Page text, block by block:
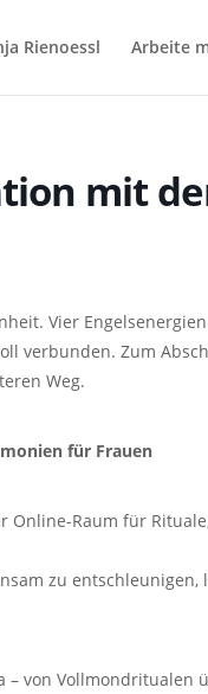
Rienoessl Arbeite
mit
Vier
verbunden. Zum
Weg.
für Frauen
Online-Raum für
zu entschleunigen,
von Vollmondritualen